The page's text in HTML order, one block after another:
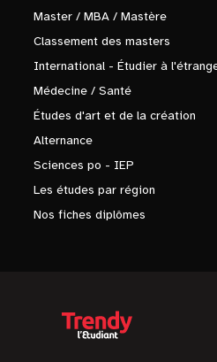
Master / MBA / Mastère
Classement des masters
International - Étudier à
Médecine / Santé
Études d'art et de la création
Alternance
Sciences po - IEP
Les études par région
Nos fiches diplômes